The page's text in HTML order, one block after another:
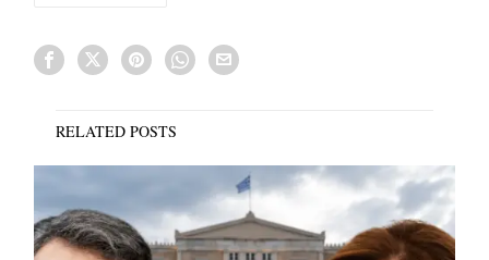
RELATED POSTS